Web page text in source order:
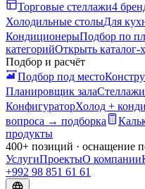
Торговые стеллажи4
Холодильные столыДля
КондиционерыПодбор по
категорийОткрыть каталог-
Подбор и расчёт
Подбор под место
Планировщик залаСтеллажи
КонфигураторХолод +
вопроса → подборка
продукты
400+ позиций · оснащение
УслугиПроектыО компании
+992 98 851 61 61